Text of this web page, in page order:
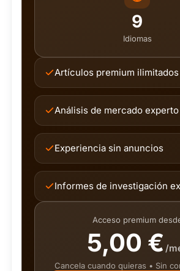
9
Idiomas
Artículos premium ilimitados
Análisis de mercado experto
Experiencia sin anuncios
Informes de investigación
Acceso premium
5,00 € /
Cancela cuando quieras • Sin